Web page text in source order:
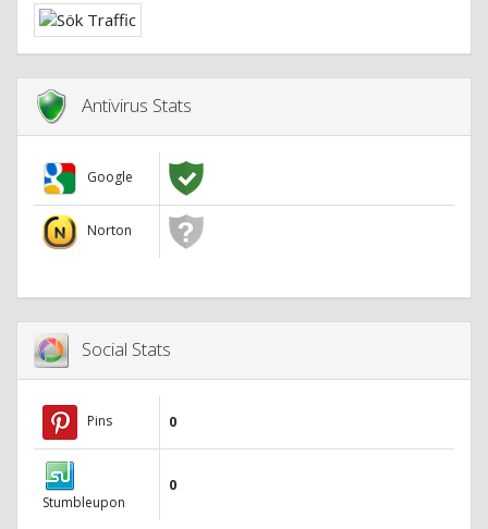
Antivirus Stats
Google
Norton
Social Stats
Pins 0
Stumbleupon
0